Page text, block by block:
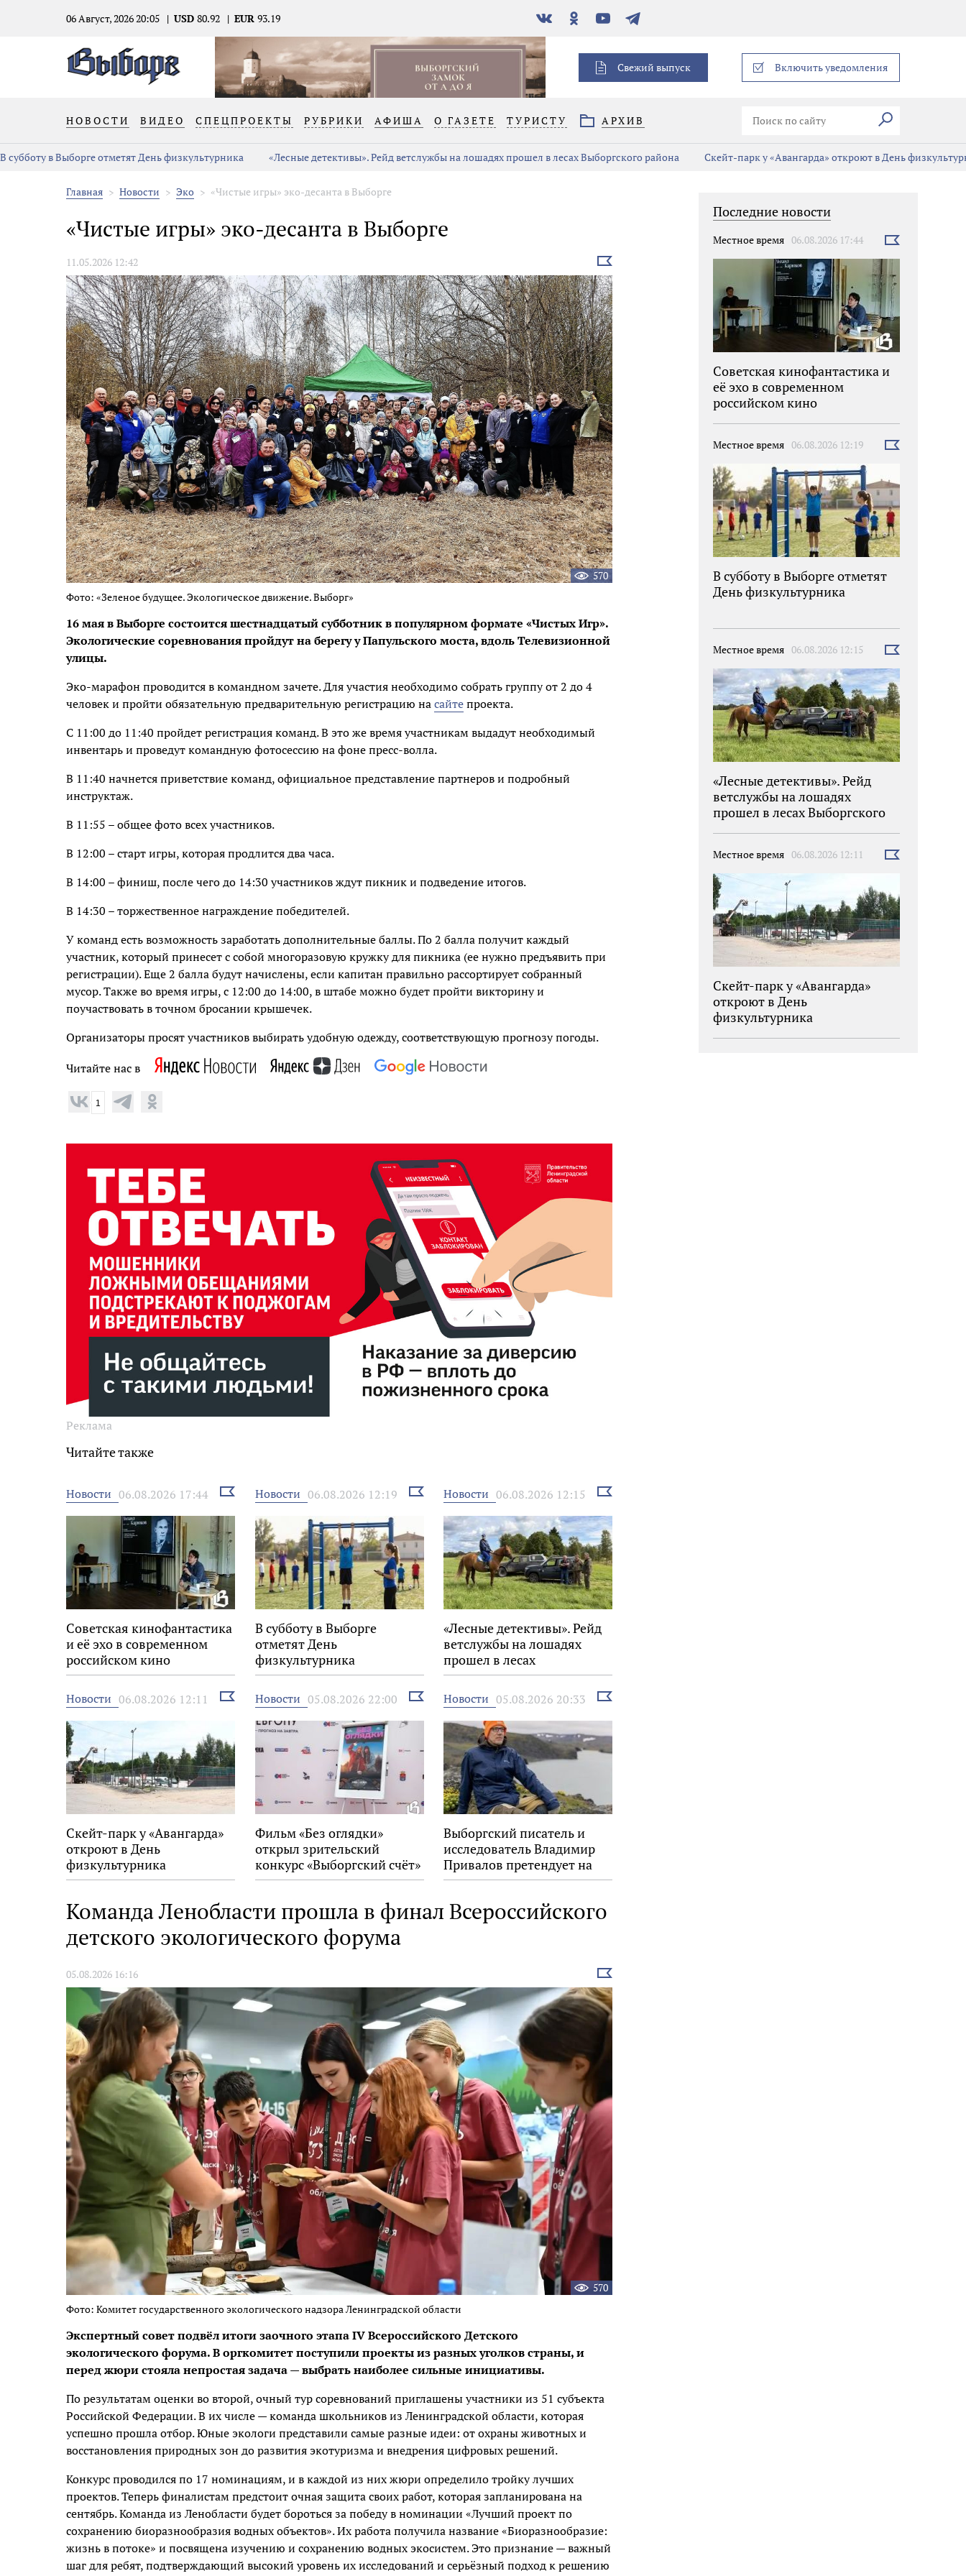
06 Август, 2026 20:05 USD 80.92 EUR 93.19
В
контакте
Одноклассники
YouTubeТелеграм
Свежий выпуск Включить уведомления
НОВОСТИ ВИДЕО СПЕЦПРОЕКТЫ РУБРИКИ АФИША О ГАЗЕТЕ ТУРИСТУ АРХИВ Искать
В субботу в Выборге отметят День физкультурника «Лесные детективы». Рейд ветслужбы на лошадях прошел в лесах Выборгского района Скейт-парк у «Авангарда» откроют в День
Главная Новости Эко «Чистые игры» эко-десанта в Выборге
«Чистые игры» эко-десанта в Выборге
11.05.2026 12:42
Выбрать
новость
570
Фото: «Зеленое будущее. Экологическое движение. Выборг»
16 мая в Выборге состоится шестнадцатый субботник в популярном формате «Чистых Игр».
Экологические соревнования пройдут на берегу у Папульского моста, вдоль Телевизионной
улицы.
Эко-марафон проводится в командном зачете. Для участия необходимо собрать группу от 2 до 4
человек и пройти обязательную предварительную регистрацию насайтепроекта.
С 11:00 до 11:40 пройдет регистрация команд. В это же время участникам выдадут необходимый
инвентарь и проведут командную фотосессию на фоне пресс-волла.
В 11:40 начнется приветствие команд, официальное представление партнеров и подробный
инструктаж.
В 11:55 – общее фото всех участников.
В 12:00 – старт игры, которая продлится два часа.
В 14:00 – финиш, после чего до 14:30 участников ждут пикник и подведение итогов.
В 14:30 – торжественное награждение победителей.
У команд есть возможность заработать дополнительные баллы. По 2 балла получит каждый
участник, который принесет с собой многоразовую кружку для пикника (ее нужно предъявить при
регистрации). Еще 2 балла будут начислены, если капитан правильно рассортирует собранный
мусор. Также во время игры, с 12:00 до 14:00, в штабе можно будет пройти викторину и
поучаствовать в точном бросании крышечек.
Организаторы просят участников выбирать удобную одежду, соответствующую прогнозу погоды.
Читайте нас в
1
Реклама
Читайте также
Новости 06.08.2026 17:44
Выбрать
новость
Советская кинофантастика
и её эхо в современном
российском кино
Новости 06.08.2026 12:19
Выбрать
новость
В субботу в Выборге
отметят День
физкультурника
Новости 06.08.2026 12:15
Выбрать
«Лесные детективы». Рейд
ветслужбы на лошадях
прошел в лесах
Выборгского района
Новости 06.08.2026 12:11
Выбрать
новость
Скейт-парк у «Авангарда»
откроют в День
физкультурника
Новости 05.08.2026 22:00
Выбрать
новость
Фильм «Без оглядки»
открыл зрительский
конкурс «Выборгский счёт»
на 34-м фестивале «Окно в
Новости 05.08.2026 20:33
Выбрать
Выборгский писатель и
исследователь Владимир
Привалов претендует на
награду «Знание.Премия»
Команда Ленобласти прошла в финал Всероссийского
детского экологического форума
05.08.2026 16:16
Выбрать
новость
570
Фото: Комитет государственного экологического надзора Ленинградской области
Экспертный совет подвёл итоги заочного этапа IV Всероссийского Детского
экологического форума. В оргкомитет поступили проекты из разных уголков страны, и
перед жюри стояла непростая задача — выбрать наиболее сильные инициативы.
По результатам оценки во второй, очный тур соревнований приглашены участники из 51 субъекта
Российской Федерации. В их числе — команда школьников из Ленинградской области, которая
успешно прошла отбор. Юные экологи представили самые разные идеи: от охраны животных и
восстановления природных зон до развития экотуризма и внедрения цифровых решений.
Конкурс проводился по 17 номинациям, и в каждой из них жюри определило тройку лучших
проектов. Теперь финалистам предстоит очная защита своих работ, которая запланирована на
сентябрь. Команда из Ленобласти будет бороться за победу в номинации «Лучший проект по
сохранению биоразнообразия водных объектов». Их работа получила название «Биоразнообразие:
жизнь в потоке» и посвящена изучению и сохранению водных экосистем. Это признание — важный
шаг для ребят, подтверждающий высокий уровень их исследований и серьёзный подход к решению
Последние новости
Местное время 06.08.2026 17:44
Выбрать
Советская кинофантастика и
её эхо в современном
российском кино
Местное время 06.08.2026 12:19
Выбрать
В субботу в Выборге отметят
День физкультурника
Местное время 06.08.2026 12:15
Выбрать
«Лесные детективы». Рейд
ветслужбы на лошадях
прошел в лесах Выборгского
Местное время 06.08.2026 12:11
Выбрать
Скейт-парк у «Авангарда»
откроют в День
физкультурника